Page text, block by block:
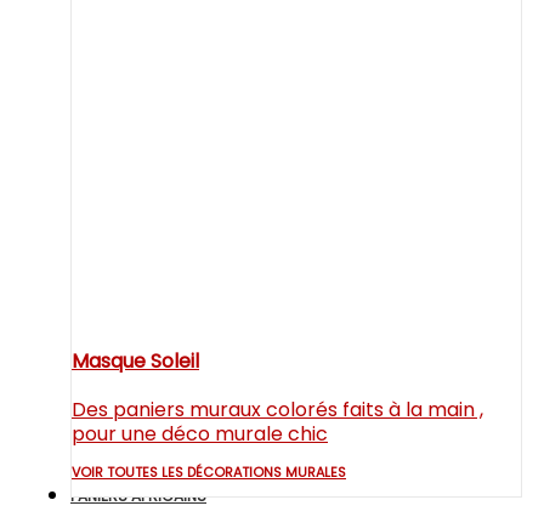
Masque Soleil
Des paniers muraux colorés faits à la main ,
pour une déco murale chic
VOIR TOUTES LES DÉCORATIONS MURALES
PANIERS AFRICAINS